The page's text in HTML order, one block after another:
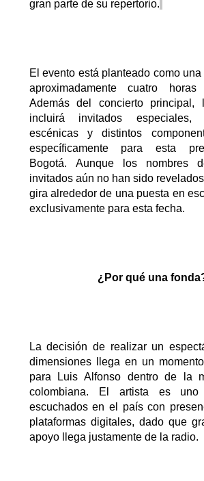
gran parte de su repertorio.
El evento está planteado como
aproximadamente cuatro
Además del concierto principal,
incluirá invitados especiales,
escénicas y distintos
específicamente para esta
Bogotá. Aunque los nombres
invitados aún no han sido
gira alrededor de una puesta en
exclusivamente para esta fecha.
¿Por qué una
La decisión de realizar un
dimensiones llega en un
para Luis Alfonso dentro de la
colombiana.
El artista es
escuchados en el país con
plataformas digitales, dado que
apoyo llega justamente de la radio.